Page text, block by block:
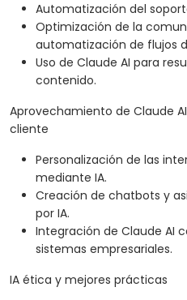
Automatización del
Optimización de la
automatización de flujos
Uso de Claude AI para
contenido.
Aprovechamiento de Claude
cliente
Personalización de las
mediante IA.
Creación de chatbots y
por IA.
Integración de Claude AI
sistemas empresariales.
IA ética y mejores prácticas